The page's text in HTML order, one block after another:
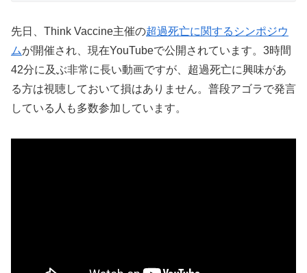
先日、Think Vaccine主催の超過死亡に関するシンポジウ
ムが開催され、現在YouTubeで公開されています。3時間
42分に及ぶ非常に長い動画ですが、超過死亡に興味があ
る方は視聴しておいて損はありません。普段アゴラで発言
している人も多数参加しています。